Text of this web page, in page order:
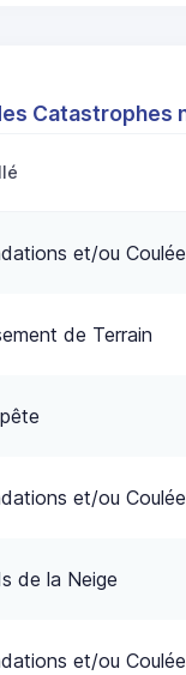
Catastrophes
et/ou
de Terrain
et/ou
de la Neige
et/ou